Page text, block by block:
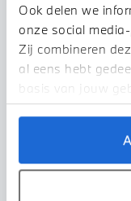
Ook delen we
onze social
Zij combineren
al eens hebt
basis van jouw
's-Hertogenbosch
BMWX1